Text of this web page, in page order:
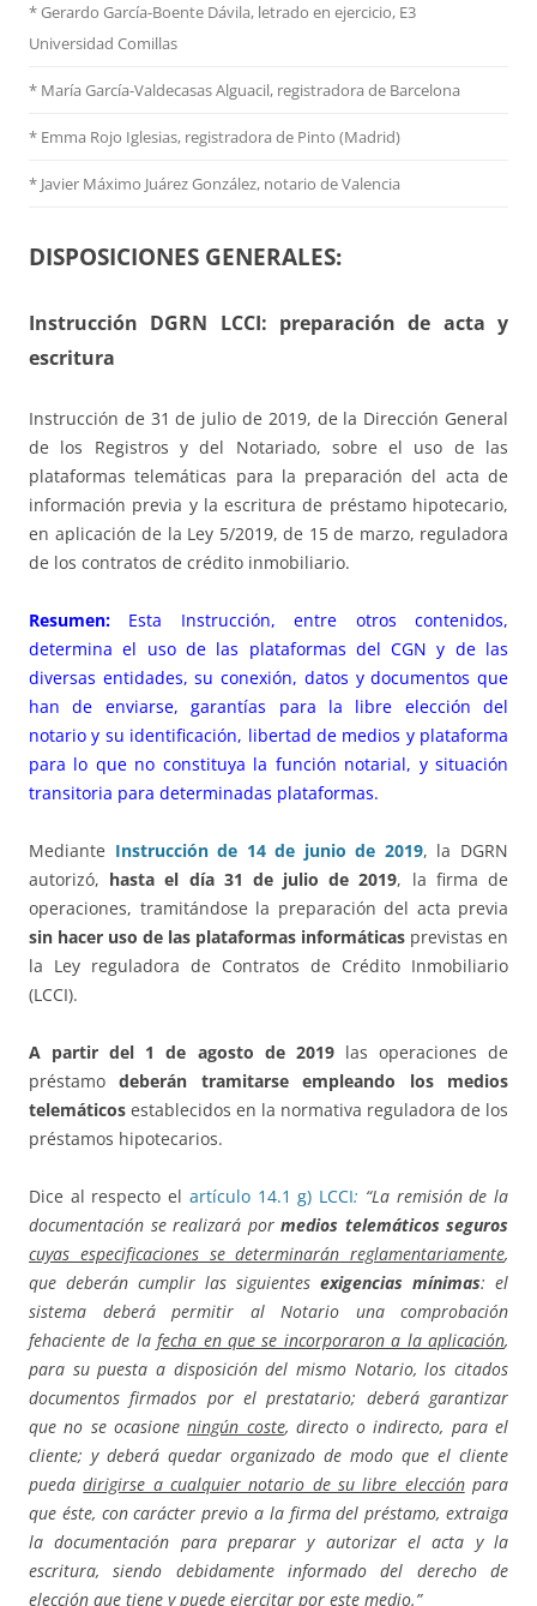
* Gerardo García-Boente Dávila, letrado en ejercicio, E3
Universidad Comillas
* María García-Valdecasas Alguacil, registradora de Barcelona
* Emma Rojo Iglesias, registradora de Pinto (Madrid)
* Javier Máximo Juárez González, notario de Valencia
DISPOSICIONES GENERALES:
Instrucción DGRN LCCI: preparación de acta y
escritura
Instrucción de 31 de julio de 2019, de la Dirección General
de los Registros y del Notariado, sobre el uso de las
plataformas telemáticas para la preparación del acta de
información previa y la escritura de préstamo hipotecario,
en aplicación de la Ley 5/2019, de 15 de marzo, reguladora
de los contratos de crédito inmobiliario.
Resumen: Esta Instrucción, entre otros contenidos,
determina el uso de las plataformas del CGN y de las
diversas entidades, su conexión, datos y documentos que
han de enviarse, garantías para la libre elección del
notario y su identificación, libertad de medios y plataforma
para lo que no constituya la función notarial, y situación
transitoria para determinadas plataformas.
Mediante Instrucción de 14 de junio de 2019, la DGRN
autorizó, hasta el día 31 de julio de 2019, la firma de
operaciones, tramitándose la preparación del acta previa
sin hacer uso de las plataformas informáticas previstas en
la Ley reguladora de Contratos de Crédito Inmobiliario
(LCCI).
A partir del 1 de agosto de 2019las operaciones de
préstamodeberán tramitarse empleando los medios
telemáticos establecidos en la normativa reguladora de los
préstamos hipotecarios.
Dice al respecto el artículo 14.1 g) LCCI: “La remisión de la
documentación se realizará por medios telemáticos seguros
cuyas especificaciones se determinarán reglamentariamente,
que deberán cumplir las siguientes exigencias mínimas: el
sistema deberá permitir al Notario una comprobación
fehaciente de lafecha en que se incorporaron a la aplicación,
para su puesta a disposición del mismo Notario, los citados
documentos firmados por el prestatario; deberá garantizar
que no se ocasioneningún coste, directo o indirecto, para el
cliente; y deberá quedar organizado de modo que el cliente
puedadirigirse a cualquier notario de su libre elecciónpara
que éste, con carácter previo a la firma del préstamo, extraiga
la documentación para preparar y autorizar el acta y la
escritura, siendo debidamente informado del derecho de
elección que tiene y puede ejercitar por este medio.”